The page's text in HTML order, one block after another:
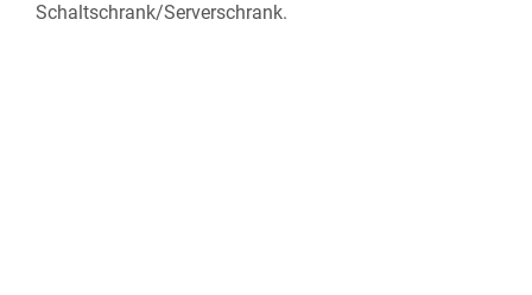
Schaltschrank/Serverschrank.